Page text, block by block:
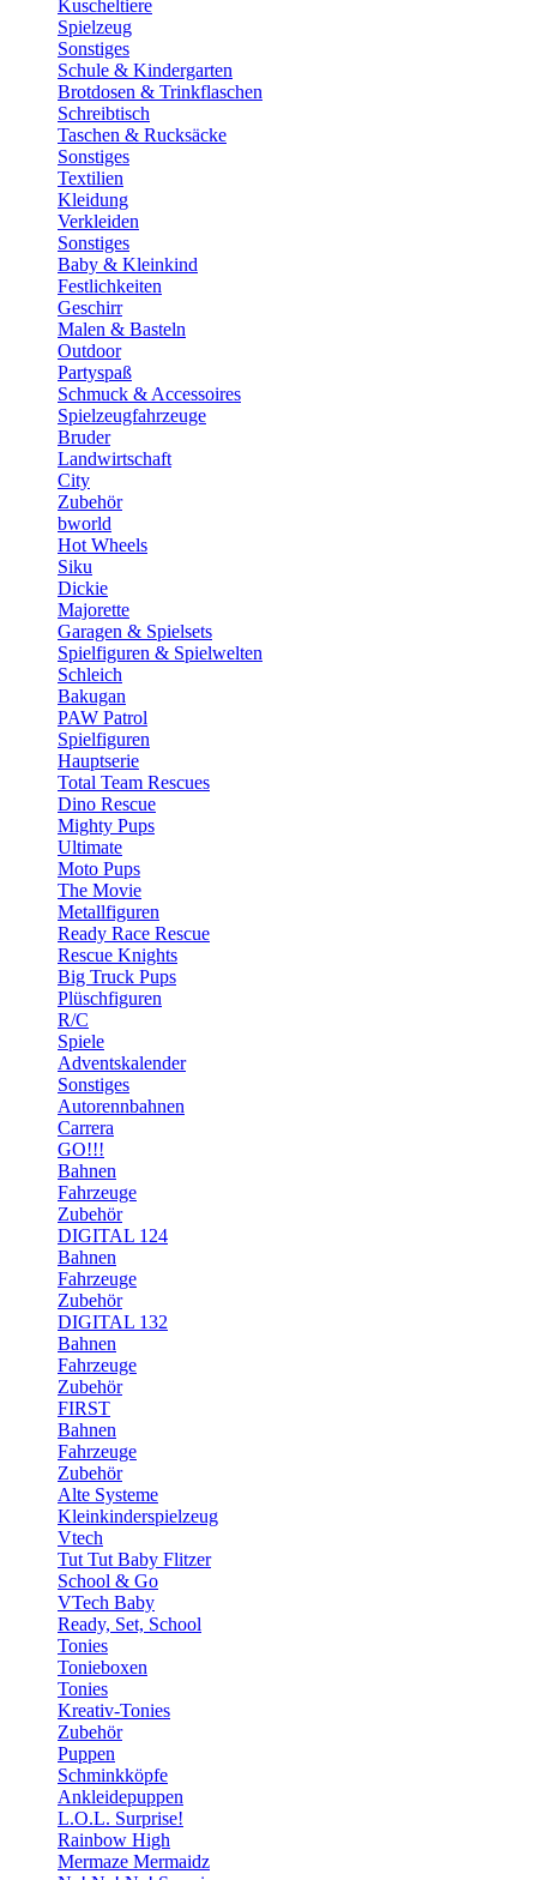
Kuscheltiere
Spielzeug
Sonstiges
Schule & Kindergarten
Brotdosen & Trinkflaschen
Schreibtisch
Taschen & Rucksäcke
Sonstiges
Textilien
Kleidung
Verkleiden
Sonstiges
Baby & Kleinkind
Festlichkeiten
Geschirr
Malen & Basteln
Outdoor
Partyspaß
Schmuck & Accessoires
Spielzeugfahrzeuge
Bruder
Landwirtschaft
City
Zubehör
bworld
Hot Wheels
Siku
Dickie
Majorette
Garagen & Spielsets
Spielfiguren & Spielwelten
Schleich
Bakugan
PAW Patrol
Spielfiguren
Hauptserie
Total Team Rescues
Dino Rescue
Mighty Pups
Ultimate
Moto Pups
The Movie
Metallfiguren
Ready Race Rescue
Rescue Knights
Big Truck Pups
Plüschfiguren
R/C
Spiele
Adventskalender
Sonstiges
Autorennbahnen
Carrera
GO!!!
Bahnen
Fahrzeuge
Zubehör
DIGITAL 124
Bahnen
Fahrzeuge
Zubehör
DIGITAL 132
Bahnen
Fahrzeuge
Zubehör
FIRST
Bahnen
Fahrzeuge
Zubehör
Alte Systeme
Kleinkinderspielzeug
Vtech
Tut Tut Baby Flitzer
School & Go
VTech Baby
Ready, Set, School
Tonies
Tonieboxen
Tonies
Kreativ-Tonies
Zubehör
Puppen
Schminkköpfe
Ankleidepuppen
L.O.L. Surprise!
Rainbow High
Mermaze Mermaidz